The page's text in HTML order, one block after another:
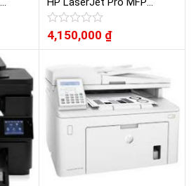
M130fn
Được
xếp
0
5
sao
4,150,000 ₫